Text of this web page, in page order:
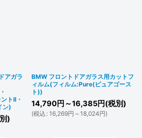
アガラ
トII・
ン)
)
BMW フロントドアガラス用カットフ
ィルム(フィルム:Pure(ピュアゴース
ト))
14,790円 ～16,385円(税別)
(税込 : 16,269円 ～18,024円)